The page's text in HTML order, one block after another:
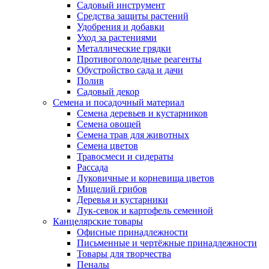
Садовый инструмент
Средства защиты растений
Удобрения и добавки
Уход за растениями
Металлические грядки
Противогололедные реагенты
Обустройство сада и дачи
Полив
Садовый декор
Семена и посадочный материал
Семена деревьев и кустарников
Семена овощей
Семена трав для животных
Семена цветов
Травосмеси и сидераты
Рассада
Луковичные и корневища цветов
Мицелий грибов
Деревья и кустарники
Лук-севок и картофель семенной
Канцелярские товары
Офисные принадлежности
Письменные и чертёжные принадлежности
Товары для творчества
Пеналы